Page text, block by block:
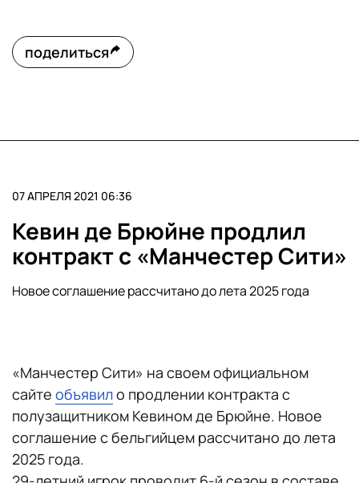
поделиться
07 АПРЕЛЯ 2021 06:36
Кевин де Брюйне продлил
контракт с «Манчестер Сити»
Новое соглашение рассчитано до лета 2025 года
«Манчестер Сити» на своем официальном
сайте объявило продлении контракта с
полузащитником Кевином де Брюйне. Новое
соглашение с бельгийцем рассчитано до лета
2025 года.